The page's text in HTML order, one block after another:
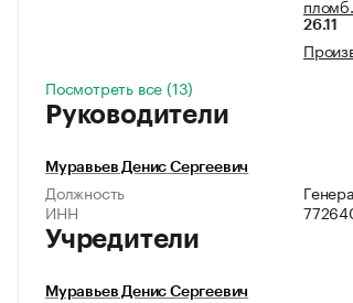
26.11
Посмотреть все (13)
Руководители
Муравьев Денис Сергеевич
Должность
ИНН
Учредители
Муравьев Денис Сергеевич